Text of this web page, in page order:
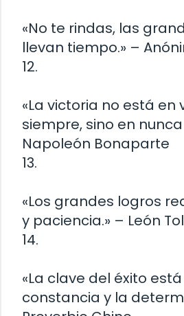
«No te rindas, las
llevan tiempo.» –
12.
«La victoria no está en
siempre, sino en
Napoleón Bonaparte
13.
«Los grandes logros
y paciencia.» – León
14.
«La clave del éxito
constancia y la